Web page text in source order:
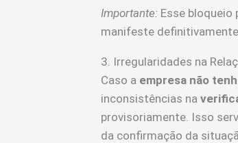
Importante: Esse
manifeste definitivamente.
3. Irregularidades na
Caso a empresa não
inconsistências na
provisoriamente. Isso
da confirmação da